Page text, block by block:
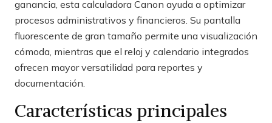
ganancia, esta calculadora Canon ayuda a optimizar
procesos administrativos y financieros. Su pantalla
fluorescente de gran tamaño permite una visualización
cómoda, mientras que el reloj y calendario integrados
ofrecen mayor versatilidad para reportes y
documentación.
Características principales